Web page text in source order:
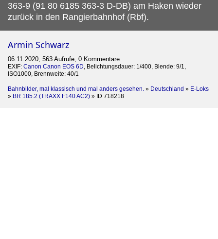
363-9 (91 80 6185 363-3 D-DB) am Haken wieder
zurück in den Rangierbahnhof (Rbf).
Armin Schwarz
06.11.2020, 563 Aufrufe, 0 Kommentare
EXIF: Canon Canon EOS 6D , Belichtungsdauer: 1/400, Blende: 9/1,
ISO1000, Brennweite: 40/1
Bahnbilder, mal klassisch und mal anders gesehen. » Deutschland » E-Loks
» BR 185.2 (TRAXX F140 AC2) » ID 718218